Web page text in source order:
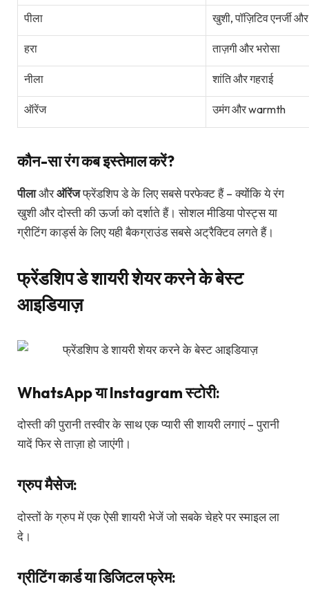
पीला खुशी, पॉज़िटिव एनर्जी और
हरा ताज़गी और भरोसा
नीला शांति और गहराई
ऑरेंज उमंग और warmth
कौन-सा रंग कब इस्तेमाल करें?
पीलाऔरऑरेंजफ्रेंडशिप डे के लिए सबसे परफेक्ट हैं – क्योंकि ये रंग
खुशी और दोस्ती की ऊर्जा को दर्शाते हैं। सोशल मीडिया पोस्ट्स या
ग्रीटिंग कार्ड्स के लिए यही बैकग्राउंड सबसे अट्रैक्टिव लगते हैं।
फ्रेंडशिप डे शायरी शेयर करने के बेस्ट
आइडियाज़
WhatsApp या Instagram स्टोरी:
दोस्ती की पुरानी तस्वीर के साथ एक प्यारी सी शायरी लगाएं – पुरानी
यादें फिर से ताज़ा हो जाएंगी।
ग्रुप मैसेज:
दोस्तों के ग्रुप में एक ऐसी शायरी भेजें जो सबके चेहरे पर स्माइल ला
दे।
ग्रीटिंग कार्ड या डिजिटल फ्रेम: